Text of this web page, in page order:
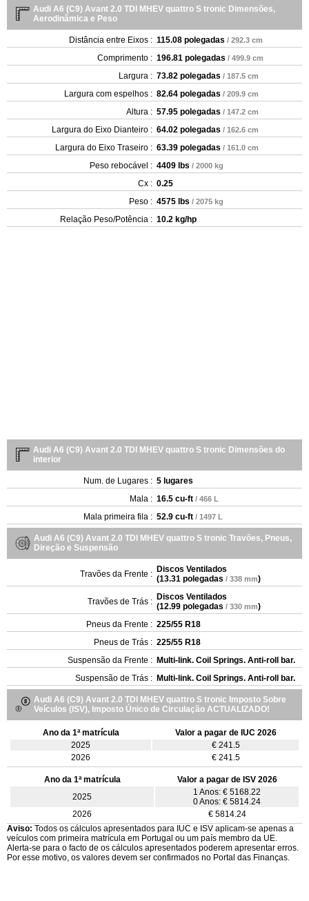
Audi A6 (C9) Avant 2.0 TDI MHEV quattro S tronic Dimensões,
Aerodinâmica e Peso
Distância entre Eixos : 115.08 polegadas / 292.3 cm
Comprimento : 196.81 polegadas / 499.9 cm
Largura : 73.82 polegadas / 187.5 cm
Largura com espelhos : 82.64 polegadas / 209.9 cm
Altura : 57.95 polegadas / 147.2 cm
Largura do Eixo Dianteiro : 64.02 polegadas / 162.6 cm
Largura do Eixo Traseiro : 63.39 polegadas / 161.0 cm
Peso rebocável : 4409 lbs / 2000 kg
Cx : 0.25
Peso : 4575 lbs / 2075 kg
Relação Peso/Potência : 10.2 kg/hp
Audi A6 (C9) Avant 2.0 TDI MHEV quattro S tronic Dimensões do
interior
Num. de Lugares : 5 lugares
Mala : 16.5 cu-ft / 466 L
Mala primeira fila : 52.9 cu-ft / 1497 L
Audi A6 (C9) Avant 2.0 TDI MHEV quattro S tronic Travões, Pneus,
Direção e Suspensão
Travões da Frente : Discos Ventilados
(13.31 polegadas / 338 mm)
Travões de Trás : Discos Ventilados
(12.99 polegadas / 330 mm)
Pneus da Frente : 225/55 R18
Pneus de Trás : 225/55 R18
Suspensão da Frente : Multi-link. Coil Springs. Anti-roll bar.
Suspensão de Trás : Multi-link. Coil Springs. Anti-roll bar.
Audi A6 (C9) Avant 2.0 TDI MHEV quattro S tronic Imposto Sobre
Veículos (ISV), Imposto Único de Circulação ACTUALIZADO!
Ano da 1ª matrícula
Valor a pagar de IUC 2026
2025
€ 241.5
2026
€ 241.5
Ano da 1ª matrícula
Valor a pagar de ISV 2026
2025
1 Anos: € 5168.22
0 Anos: € 5814.24
2026
€ 5814.24
Aviso: Todos os cálculos apresentados para IUC e ISV aplicam-se apenas a
veículos com primeira matrícula em Portugal ou um país membro da UE.
Alerta-se para o facto de os cálculos apresentados poderem apresentar erros.
Por esse motivo, os valores devem ser confirmados no Portal das Finanças.